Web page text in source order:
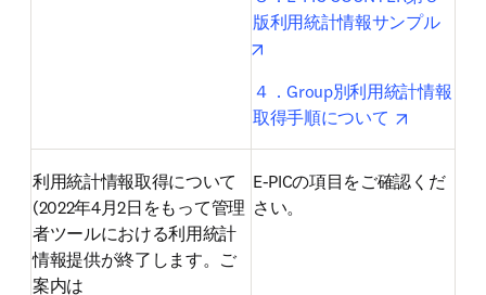
版利用統計情報サンプル
４．Group別利用統計情報
取得手順について
利用統計情報取得について
(2022年4月2日をもって管理
者ツールにおける利用統計
情報提供が終了します。ご
案内は
E-PICの項目をご確認くだ
さい。